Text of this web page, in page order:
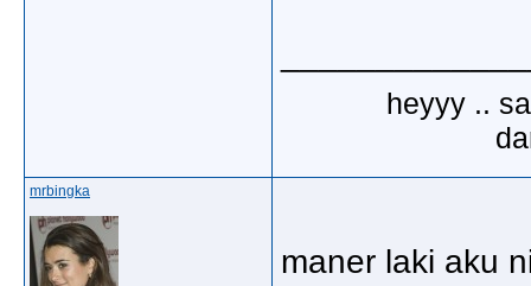
heyyy ..
mrbingka
maner laki aku